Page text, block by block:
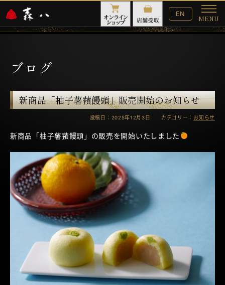
English
Website
EN
MENU
メ
ニ
ブログ
新商品「柚子薯蕷饅頭」販売開始のお知らせ
投稿日：2025年12月3日 カテゴリー： お知らせ
新商品「柚子薯蕷饅頭」の販売を開始いたしました